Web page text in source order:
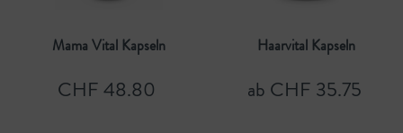
Mama Vital Kapseln
CHF 48.80
Haarvital Kapseln
ab CHF 35.75